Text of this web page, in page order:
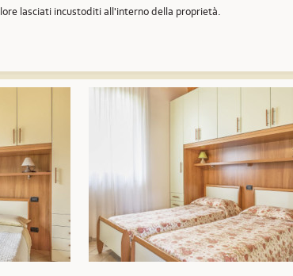
lasciati incustoditi all'interno della proprietà.